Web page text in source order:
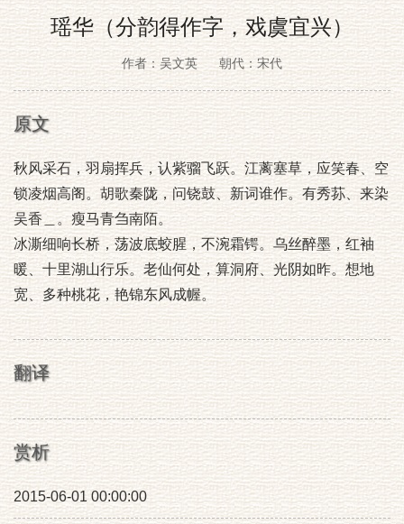
瑶华（分韵得作字，戏虞宜兴）
作者：吴文英 朝代：宋代
原文
秋风采石，羽扇挥兵，认紫骝飞跃。江蓠塞草，应笑春、空
锁凌烟高阁。胡歌秦陇，问铙鼓、新词谁作。有秀荪、来染
吴香＿。瘦马青刍南陌。
冰澌细响长桥，荡波底蛟腥，不涴霜锷。乌丝醉墨，红袖
暖、十里湖山行乐。老仙何处，算洞府、光阴如昨。想地
宽、多种桃花，艳锦东风成幄。
翻译
赏析
2015-06-01 00:00:00